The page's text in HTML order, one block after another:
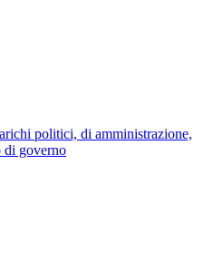
politici, di amministrazione,
di governo